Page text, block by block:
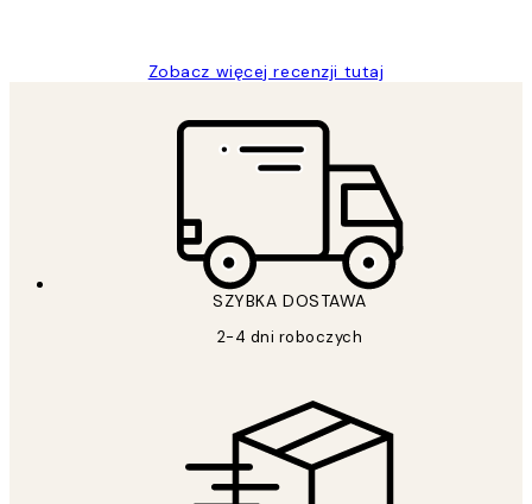
Zobacz więcej recenzji tutaj
SZYBKA DOSTAWA
2-4 dni roboczych